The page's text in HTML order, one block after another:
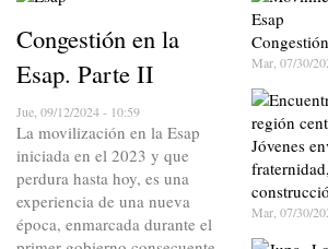
Congestión en la
Esap. Parte II
Jue, 09/12/2024 - 10:59
La movilización en la Esap
iniciada en el 2023 y que
perdura hasta hoy, es una
experiencia de una nueva
época, enmarcada durante el
Mar, 07/30/
Jóvenes
Mar, 07/30/